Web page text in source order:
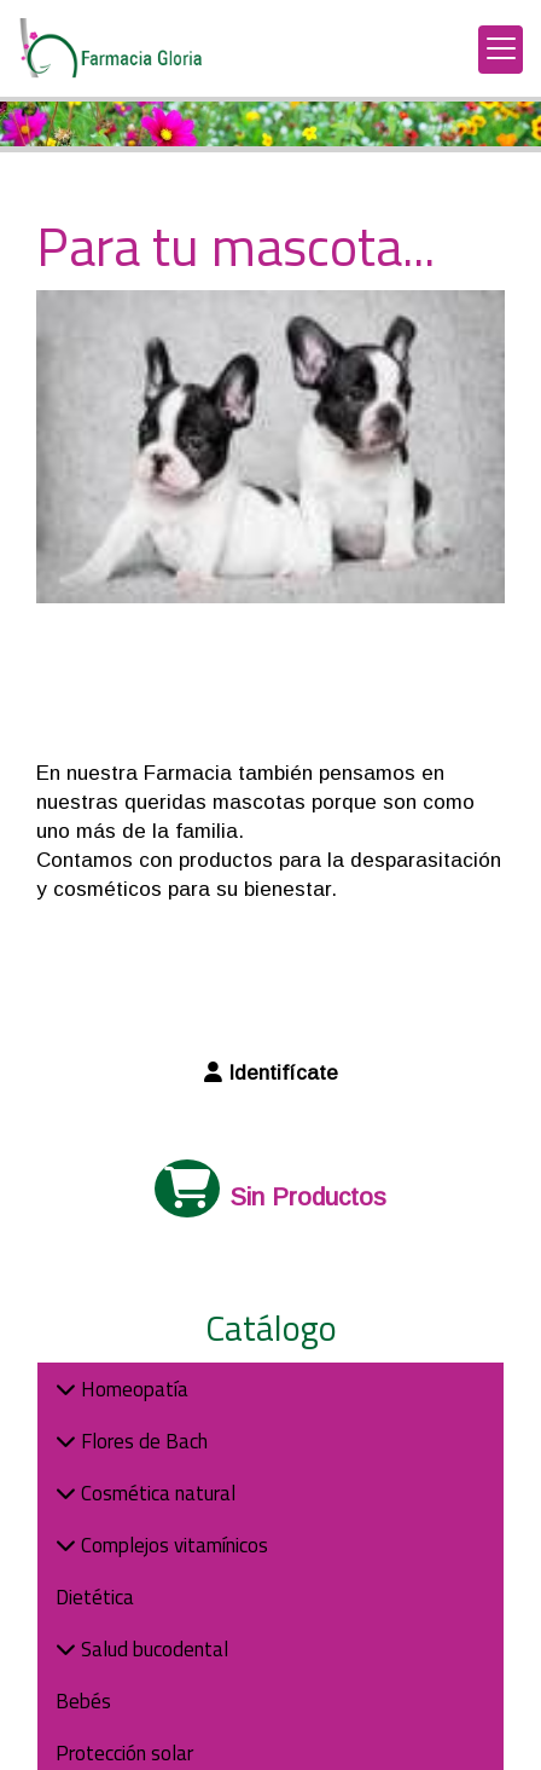
Para tu mascota...
En nuestra Farmacia también pensamos en
nuestras queridas mascotas porque son como
uno más de la familia.
Contamos con productos para la desparasitación
y cosméticos para su bienestar.
Identifícate
Sin Productos
Catálogo
Homeopatía
Flores de Bach
Cosmética natural
Complejos vitamínicos
Dietética
Salud bucodental
Bebés
Protección solar